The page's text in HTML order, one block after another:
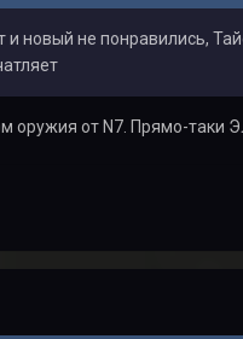
и новый не понравились,
оружия от N7. Прямо-таки